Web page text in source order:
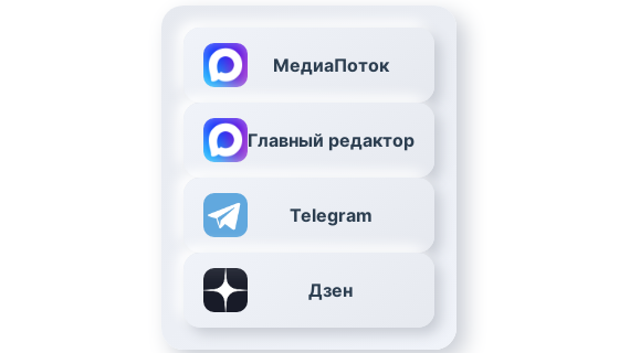
МедиаПоток
Главный редактор
Telegram
Дзен